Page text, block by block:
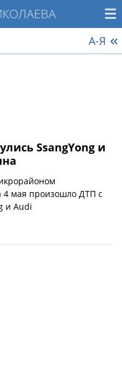
А-Я
SsangYong и
4 мая произошло ДТП с
и Audi